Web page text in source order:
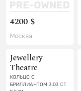
4200 $
Москва
Jewellery
Theatre
КОЛЬЦО С
БРИЛЛИАНТОМ 3.03 CT